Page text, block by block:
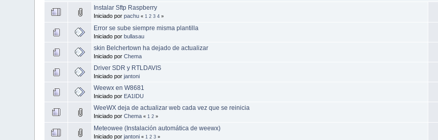
Instalar Sftp Raspberry
Iniciado porpachu « 1 2 3 4 »
Error se sube siempre misma plantilla
Iniciado porbullasau
skin Belchertown ha dejado de actualizar
Iniciado porChema
Driver SDR y RTLDAVIS
Iniciado porjantoni
Weewx en W8681
Iniciado por EA1IDU
WeeWX deja de actualizar web cada vez que se reinicia
Iniciado porChema « 1 2 »
Meteowee (Instalación automática de weewx)
Iniciado porjantoni « 1 2 3 »